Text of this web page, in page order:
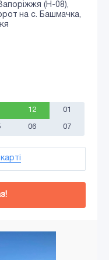
(Н-08),
на с. Башмачка,
12 01
06 07